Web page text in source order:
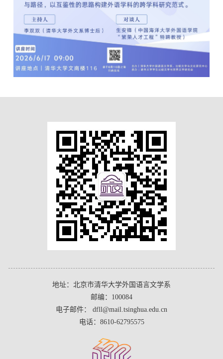
地址：北京市清华大学外国语言文学系
邮编：100084
电子邮件： dfll@mail.tsinghua.edu.cn
电话：8610-62795575